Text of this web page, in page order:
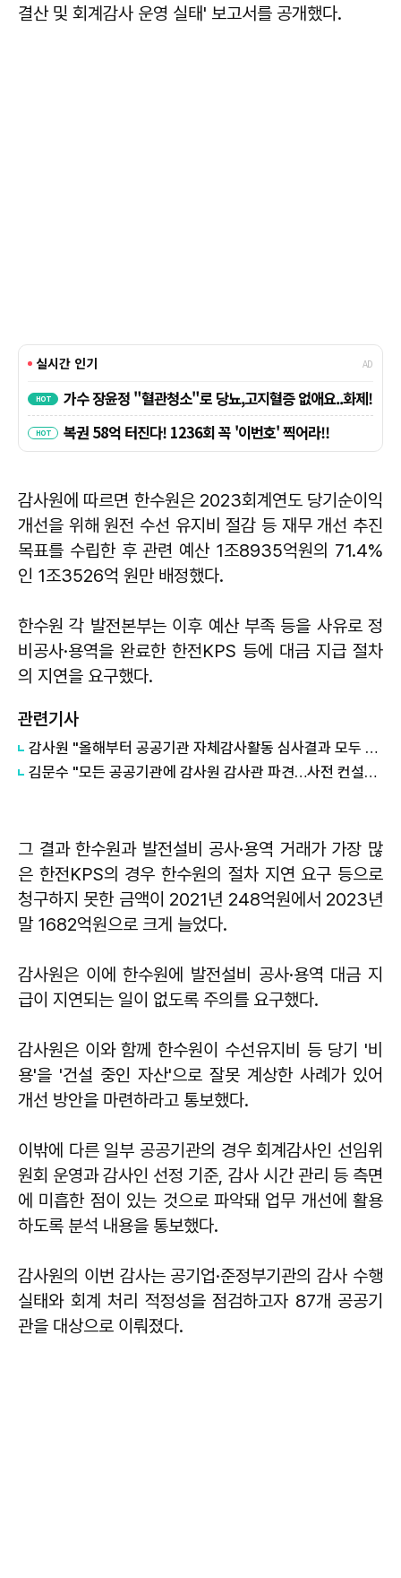
결산 및 회계감사 운영 실태' 보고서를 공개했다.
감사원에 따르면 한수원은 2023회계연도 당기순이익
개선을 위해 원전 수선 유지비 절감 등 재무 개선 추진
목표를 수립한 후 관련 예산 1조8935억원의 71.4%
인 1조3526억 원만 배정했다.
한수원 각 발전본부는 이후 예산 부족 등을 사유로 정
비공사·용역을 완료한 한전KPS 등에 대금 지급 절차
의 지연을 요구했다.
관련기사
감사원 "올해부터 공공기관 자체감사활동 심사결과 모두 공개"
김문수 "모든 공공기관에 감사원 감사관 파견…사전 컨설팅 확대"
그 결과 한수원과 발전설비 공사·용역 거래가 가장 많
은 한전KPS의 경우 한수원의 절차 지연 요구 등으로
청구하지 못한 금액이 2021년 248억원에서 2023년
말 1682억원으로 크게 늘었다.
감사원은 이에 한수원에 발전설비 공사·용역 대금 지
급이 지연되는 일이 없도록 주의를 요구했다.
감사원은 이와 함께 한수원이 수선유지비 등 당기 '비
용'을 '건설 중인 자산'으로 잘못 계상한 사례가 있어
개선 방안을 마련하라고 통보했다.
이밖에 다른 일부 공공기관의 경우 회계감사인 선임위
원회 운영과 감사인 선정 기준, 감사 시간 관리 등 측면
에 미흡한 점이 있는 것으로 파악돼 업무 개선에 활용
하도록 분석 내용을 통보했다.
감사원의 이번 감사는 공기업·준정부기관의 감사 수행
실태와 회계 처리 적정성을 점검하고자 87개 공공기
관을 대상으로 이뤄졌다.